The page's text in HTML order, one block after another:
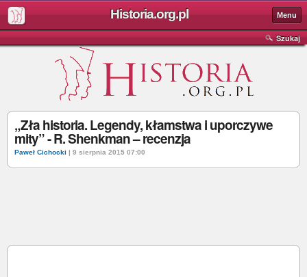
Historia.org.pl Menu
Szukaj
„Zła historia. Legendy, kłamstwa i uporczywe
mity” - R. Shenkman – recenzja
Paweł Cichocki | 9 sierpnia 2015 07:00